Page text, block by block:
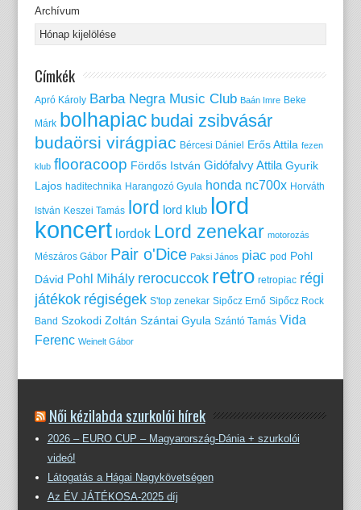
Archívum
Címkék
Apró Károly Barba Negra Music Club Baán Imre Beke
Márk bolhapiac budai zsibvásár
budaörsi virágpiac Bércesi Dániel Erős Attila fezen
klub flooracoop Fördős István Gidófalvy Attila Gyurik
Lajos haditechnika Harangozó Gyula honda nc700x Horváth
István Keszei Tamás lord lord klub lord
koncert lordok Lord zenekar motorozás
Mészáros Gábor Pair o'Dice Paksi János piac pod Pohl
Dávid Pohl Mihály rerocuccok retro retropiac régi
játékok régiségek S'top zenekar Sipőcz Ernő Sipőcz Rock
Band Szokodi Zoltán Szántai Gyula Szántó Tamás Vida
Ferenc Weinelt Gábor
Női kézilabda szurkolói hírek
2026 – EURO CUP – Magyarország-Dánia + szurkolói
videó!
Látogatás a Hágai Nagykövetségen
Az ÉV JÁTÉKOSA-2025 díj